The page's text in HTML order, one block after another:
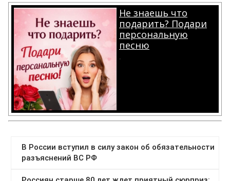
Не знаешь что
подарить? Подари
персональную
песню
.